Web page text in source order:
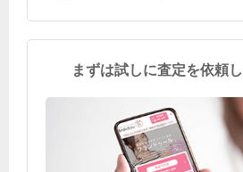
まずは試しに査定を依頼